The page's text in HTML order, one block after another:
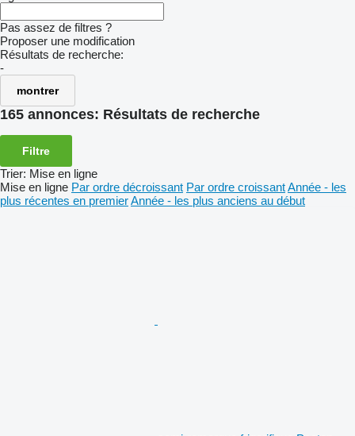
Pas assez de filtres ?
Proposer une modification
Résultats de recherche:
-
montrer
165 annonces: Résultats de recherche
Filtre
Trier: Mise en ligne
Mise en ligne Par ordre décroissant Par ordre croissantAnnée - les
plus récentes en premierAnnée - les plus anciens au début